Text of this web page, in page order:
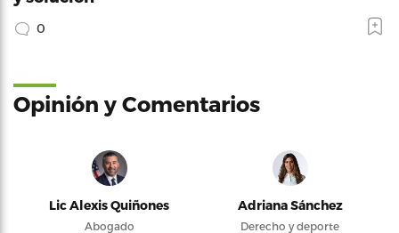
0
Opinión y Comentarios
Lic Alexis Quiñones
Abogado
Adriana Sánchez
Derecho y deporte